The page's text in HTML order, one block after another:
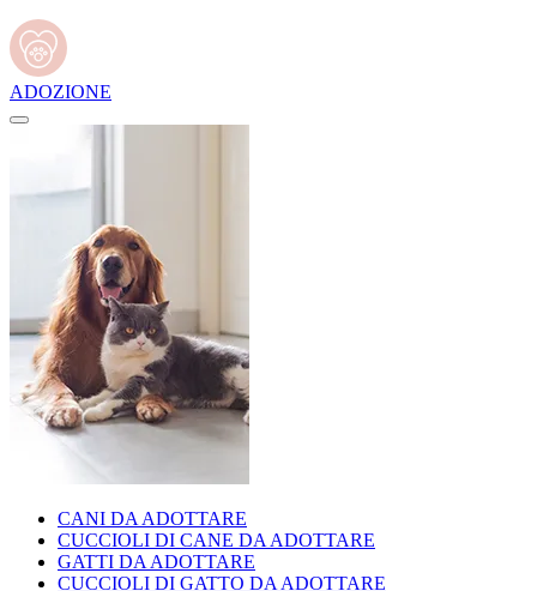
ADOZIONE
CANI DA ADOTTARE
CUCCIOLI DI CANE DA ADOTTARE
GATTI DA ADOTTARE
CUCCIOLI DI GATTO DA ADOTTARE